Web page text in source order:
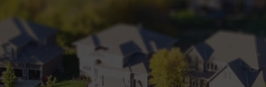
DIENSTEN
OVER ONS
CONTACT